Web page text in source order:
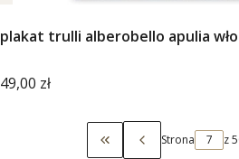
plakat trulli alberobello apulia
Cena
49,00 zł
Wróć do pierwszej
Strona z